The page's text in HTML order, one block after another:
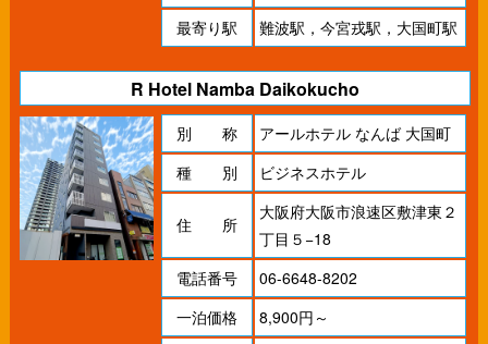
最寄り駅
難波駅，今宮戎駅，大国町駅
R Hotel Namba Daikokucho
別 称
アールホテル なんば 大国町
種 別
ビジネスホテル
住 所
大阪府大阪市浪速区敷津東２
丁目５−18
電話番号
06-6648-8202
一泊価格
8,900円～